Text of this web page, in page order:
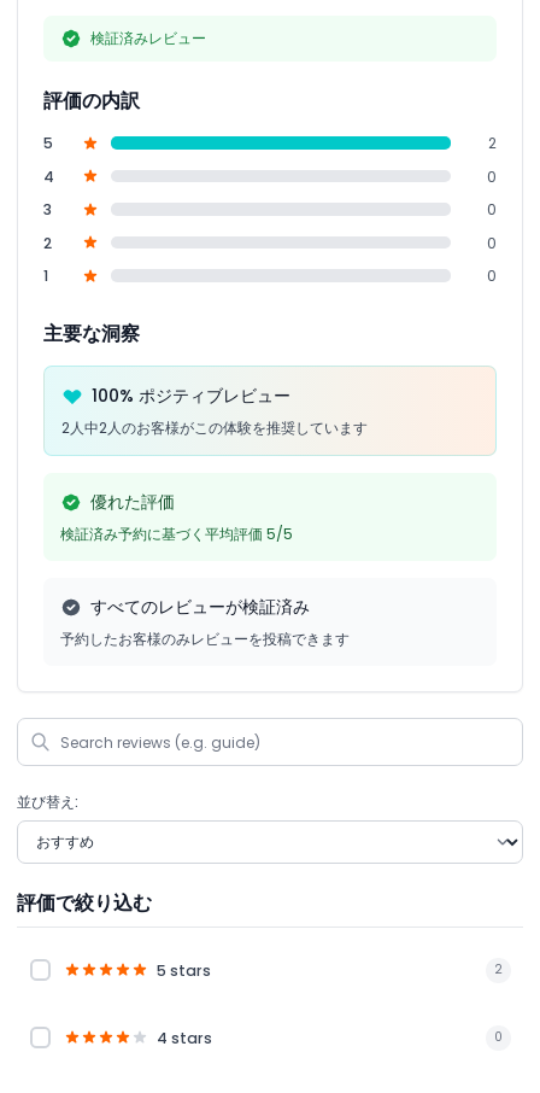
検証済みレビュー
評価の内訳
5
2
4
0
3
0
2
0
1
0
主要な洞察
100% ポジティブレビュー
2人中2人のお客様がこの体験を推奨しています
優れた評価
検証済み予約に基づく平均評価 5/5
すべてのレビューが検証済み
予約したお客様のみレビューを投稿できます
並び替え:
評価で絞り込む
5 stars 2
4 stars 0